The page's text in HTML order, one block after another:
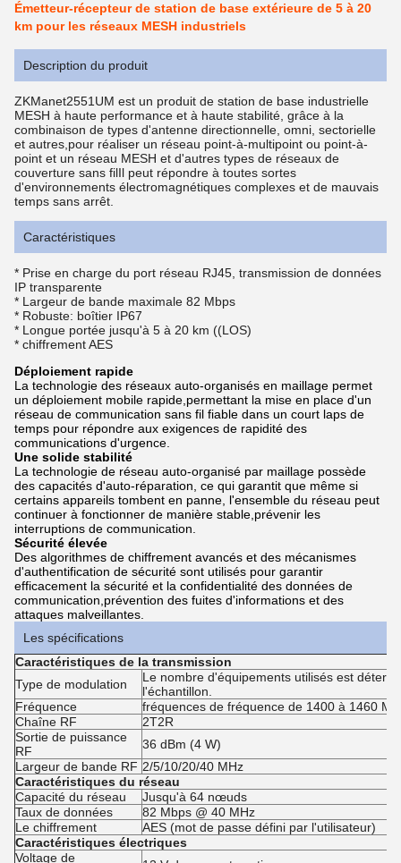
Émetteur-récepteur de station de base extérieure de 5 à 20
km pour les réseaux MESH industriels
Description du produit
ZKManet2551UM est un produit de station de base industrielle
MESH à haute performance et à haute stabilité, grâce à la
combinaison de types d'antenne directionnelle, omni, sectorielle
et autres,pour réaliser un réseau point-à-multipoint ou point-à-
point et un réseau MESH et d'autres types de réseaux de
couverture sans filIl peut répondre à toutes sortes
d'environnements électromagnétiques complexes et de mauvais
temps sans arrêt.
Caractéristiques
* Prise en charge du port réseau RJ45, transmission de données
IP transparente
* Largeur de bande maximale 82 Mbps
* Robuste: boîtier IP67
* Longue portée jusqu'à 5 à 20 km ((LOS)
* chiffrement AES
Déploiement rapide
La technologie des réseaux auto-organisés en maillage permet
un déploiement mobile rapide,permettant la mise en place d'un
réseau de communication sans fil fiable dans un court laps de
temps pour répondre aux exigences de rapidité des
communications d'urgence.
Une solide stabilité
La technologie de réseau auto-organisé par maillage possède
des capacités d'auto-réparation, ce qui garantit que même si
certains appareils tombent en panne, l'ensemble du réseau peut
continuer à fonctionner de manière stable,prévenir les
interruptions de communication.
Sécurité élevée
Des algorithmes de chiffrement avancés et des mécanismes
d'authentification de sécurité sont utilisés pour garantir
efficacement la sécurité et la confidentialité des données de
communication,prévention des fuites d'informations et des
attaques malveillantes.
Les spécifications
Caractéristiques de la transmission
Type de modulation
Le nombre d'équipements utilisés est
l'échantillon.
Fréquence
fréquences de fréquence de 1400 à 1460
Chaîne RF
2T2R
Sortie de puissance
RF
36 dBm (4 W)
Largeur de bande RF 2/5/10/20/40 MHz
Caractéristiques du réseau
Capacité du réseau
Jusqu'à 64 nœuds
Taux de données
82 Mbps @ 40 MHz
Le chiffrement
AES (mot de passe défini par l'utilisateur)
Caractéristiques électriques
Voltage de